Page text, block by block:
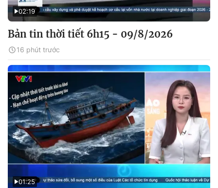
02:19
Bản tin thời tiết 6h15 - 09/8/2026
16 phút trước
01:25